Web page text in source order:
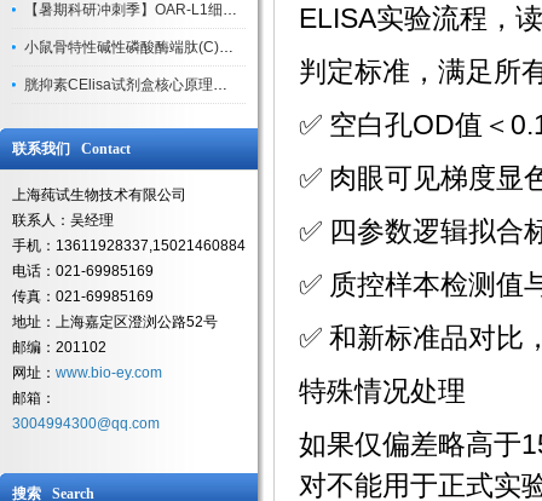
【暑期科研冲刺季】OAR-L1细胞专用培养基特惠，助力实验高效突破
小鼠骨特性碱性磷酸酶端肽(C)elisa试剂盒大促，骨科研人速囤
胱抑素CElisa试剂盒核心原理、产品特性与全流程操作规范详解
联系我们 Contact
上海莼试生物技术有限公司
联系人：吴经理
手机：13611928337,15021460884
电话：021-69985169
传真：021-69985169
地址：上海嘉定区澄浏公路52号
邮编：201102
网址： www.bio-ey.com
邮箱：
3004994300@qq.com
搜索 Search
ELISA实验流程，
判定标准‌，满足‌所
✅ 空白孔OD值＜
✅ 肉眼可见梯度显
✅ 四参数逻辑拟合
✅ 质控样本检测值
✅ 和新标准品对比
特殊情况处理
如果仅偏差略高于
对不能用于正式实